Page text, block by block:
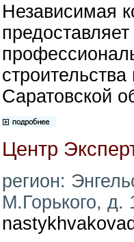
Независимая
Саратовской
Центр
регион:
М.Горького, д.